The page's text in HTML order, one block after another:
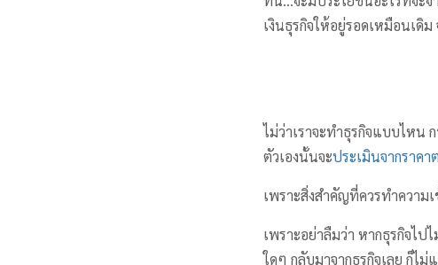
เงินธุรกิจให้อยู่รอดเหมือนเดิม
ไม่ว่าเราจะทำธุรกิจแบบไหน
ตัวเองนั้นจะประเมินจากราคา
เพราะสิ่งสำคัญที่ควรทำความ
เพราะอย่าลืมว่า หากธุรกิจไป
ใดๆ กลับมาจากธุรกิจเลย ก็ไ